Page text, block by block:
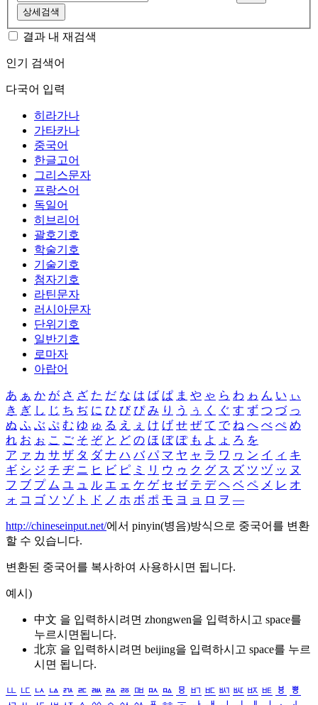
상세검색
결과 내 재검색
인기 검색어
다국어 입력
히라가나
가타카나
중국어
한글고어
그리스문자
프랑스어
독일어
히브리어
괄호기호
학술기호
기술기호
첨자기호
라틴문자
러시아문자
단위기호
일반기호
로마자
아랍어
あ ぁ か が さ ざ た だ な は ば ぱ ま や ゃ ら わ ゎ ん い ぃ
き ぎ し じ ち ぢ に ひ び ぴ み り う ぅ く ぐ す ず つ づ っ
ぬ ふ ぶ ぷ む ゆ ゅ る え ぇ け げ せ ぜ て で ね へ べ ぺ め
れ お ぉ こ ご そ ぞ と ど の ほ ぼ ぽ も よ ょ ろ を
ア ァ カ サ ザ タ ダ ナ ハ バ パ マ ヤ ャ ラ ワ ヮ ン イ ィ キ
ギ シ ジ チ ヂ ニ ヒ ビ ピ ミ リ ウ ゥ ク グ ス ズ ツ ヅ ッ ヌ
フ ブ プ ム ユ ュ ル エ ェ ケ ゲ セ ゼ テ デ ヘ ベ ペ メ レ オ
ォ コ ゴ ソ ゾ ト ド ノ ホ ボ ポ モ ヨ ョ ロ ヲ ―
http://chineseinput.net/에서 pinyin(병음)방식으로 중국어를 변환
할 수 있습니다.
변환된 중국어를 복사하여 사용하시면 됩니다.
예시)
中文 을 입력하시려면 zhongwen을 입력하시고 space를
누르시면됩니다.
北京 을 입력하시려면 beijing을 입력하시고 space를 누르
시면 됩니다.
ㅥ ㅦ ㅧ ㅨ ㅩ ㅪ ㅫ ㅬ ㅭ ㅮ ㅯ ㅰ ㅱ ㅲ ㅳ ㅴ ㅵ ㅶ ㅷ ㅸ
ㅹ